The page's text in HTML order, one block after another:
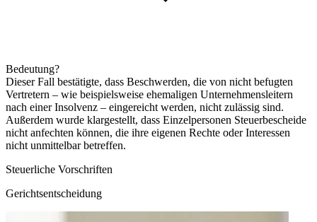
Bedeutung?
Dieser Fall bestätigte, dass Beschwerden, die von nicht befugten
Vertretern – wie beispielsweise ehemaligen Unternehmensleitern
nach einer Insolvenz – eingereicht werden, nicht zulässig sind.
Außerdem wurde klargestellt, dass Einzelpersonen Steuerbescheide
nicht anfechten können, die ihre eigenen Rechte oder Interessen
nicht unmittelbar betreffen.
Steuerliche Vorschriften
Gerichtsentscheidung